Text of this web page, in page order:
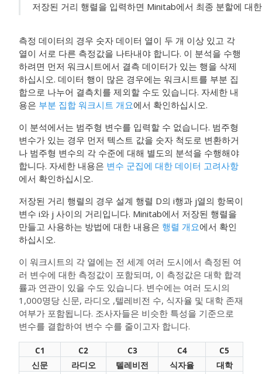
저장된 거리 행렬을 입력하면 Minitab에서 최종 분할에 대
측정 데이터의 경우 숫자 데이터 열이 두 개 이상 있고 각
열이 서로 다른 측정값을 나타내야 합니다. 이 분석을 수행
하려면 먼저 워크시트에서 결측 데이터가 있는 행을 삭제
하십시오. 데이터 행이 많은 경우에는 워크시트를 부분 집
합으로 나누어 결측치를 제외할 수도 있습니다. 자세한 내
용은 부분 집합 워크시트 개요에서 확인하십시오.
이 분석에서는 범주형 변수를 입력할 수 없습니다. 범주형
변수가 있는 경우 먼저 텍스트 값을 숫자 척도로 변환하거
나 범주형 변수의 각 수준에 대해 별도의 분석을 수행해야
합니다. 자세한 내용은 변수 군집에 대한 데이터 고려사항
에서 확인하십시오.
저장된 거리 행렬의 경우 설계 행렬 D의 i행과 j열의 항목이
변수 i와 j 사이의 거리입니다. Minitab에서 저장된 행렬을
만들고 사용하는 방법에 대한 내용은 행렬 개요에서 확인
하십시오.
이 워크시트의 각 열에는 전 세계 여러 도시에서 측정된 여
러 변수에 대한 측정값이 포함되며, 이 측정값은 대학 합격
률과 연관이 있을 수도 있습니다. 변수에는 여러 도시의
1,000명당 신문, 라디오 ,텔레비전 수, 식자율 및 대학 존재
여부가 포함됩니다. 조사자들은 비슷한 특성을 기준으로
변수를 결합하여 변수 수를 줄이고자 합니다.
C1 C2 C3 C4
C5
신문
라디오 텔레비전 식자율
대학